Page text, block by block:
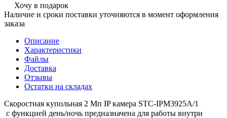
Хочу в подарок
Наличие и сроки поставки уточняются в момент оформления
заказа
Описание
Характеристики
Файлы
Доставка
Отзывы
Остатки на складах
Скоростная купольная 2 Мп IP камера STC-IPM3925A/1
 с функцией день/ночь предназначена для работы внутри